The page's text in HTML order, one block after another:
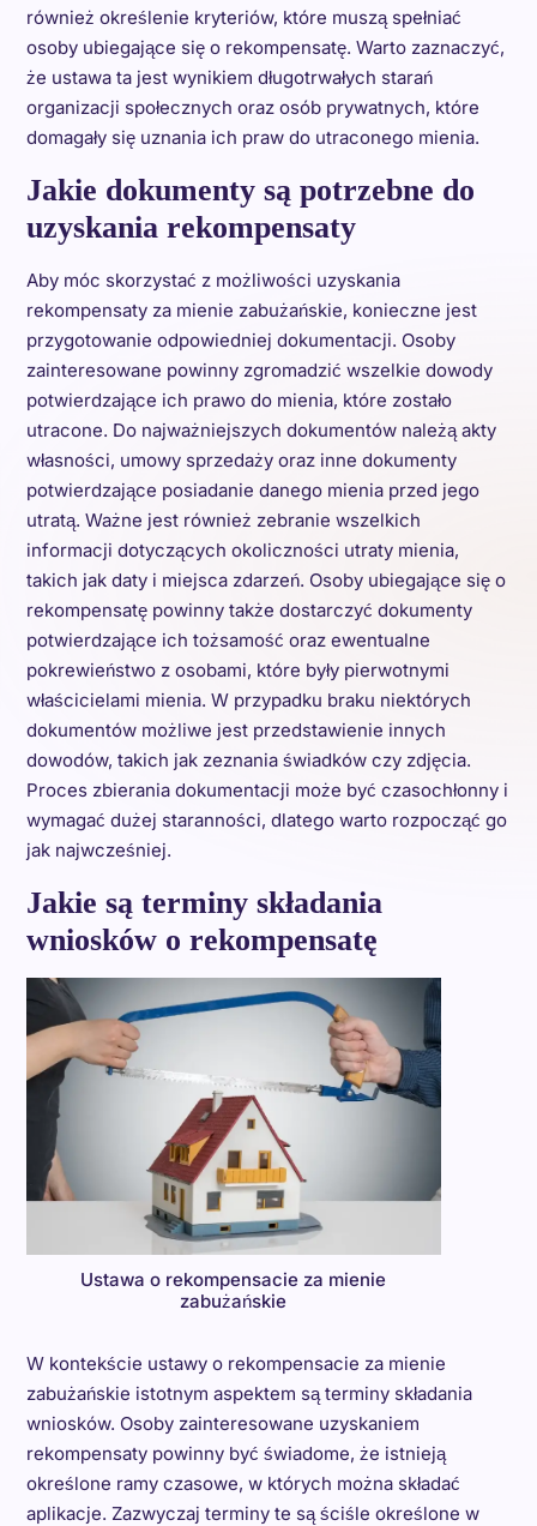
również określenie kryteriów, które muszą spełniać
osoby ubiegające się o rekompensatę. Warto zaznaczyć,
że ustawa ta jest wynikiem długotrwałych starań
organizacji społecznych oraz osób prywatnych, które
domagały się uznania ich praw do utraconego mienia.
Jakie dokumenty są potrzebne do
uzyskania rekompensaty
Aby móc skorzystać z możliwości uzyskania
rekompensaty za mienie zabużańskie, konieczne jest
przygotowanie odpowiedniej dokumentacji. Osoby
zainteresowane powinny zgromadzić wszelkie dowody
potwierdzające ich prawo do mienia, które zostało
utracone. Do najważniejszych dokumentów należą akty
własności, umowy sprzedaży oraz inne dokumenty
potwierdzające posiadanie danego mienia przed jego
utratą. Ważne jest również zebranie wszelkich
informacji dotyczących okoliczności utraty mienia,
takich jak daty i miejsca zdarzeń. Osoby ubiegające się o
rekompensatę powinny także dostarczyć dokumenty
potwierdzające ich tożsamość oraz ewentualne
pokrewieństwo z osobami, które były pierwotnymi
właścicielami mienia. W przypadku braku niektórych
dokumentów możliwe jest przedstawienie innych
dowodów, takich jak zeznania świadków czy zdjęcia.
Proces zbierania dokumentacji może być czasochłonny i
wymagać dużej staranności, dlatego warto rozpocząć go
jak najwcześniej.
Jakie są terminy składania
wniosków o rekompensatę
Ustawa o rekompensacie za mienie
zabużańskie
W kontekście ustawy o rekompensacie za mienie
zabużańskie istotnym aspektem są terminy składania
wniosków. Osoby zainteresowane uzyskaniem
rekompensaty powinny być świadome, że istnieją
określone ramy czasowe, w których można składać
aplikacje. Zazwyczaj terminy te są ściśle określone w